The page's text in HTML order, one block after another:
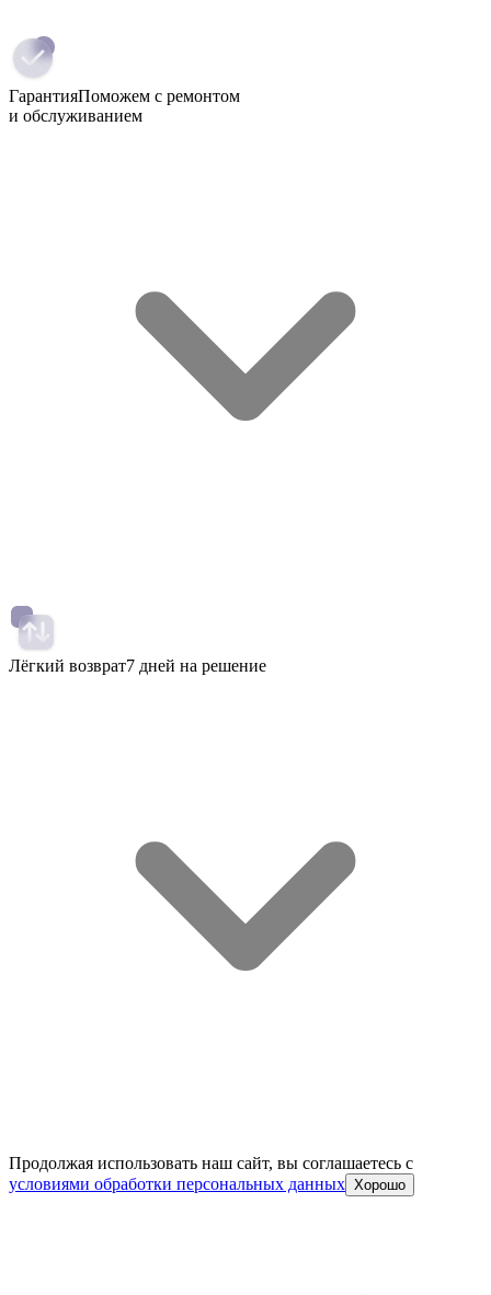
ГарантияПоможем с ремонтом
и обслуживанием
Лёгкий возврат7 дней на решение
Продолжая использовать наш сайт, вы соглашаетесь c
условиями обработки персональных данных Хорошо